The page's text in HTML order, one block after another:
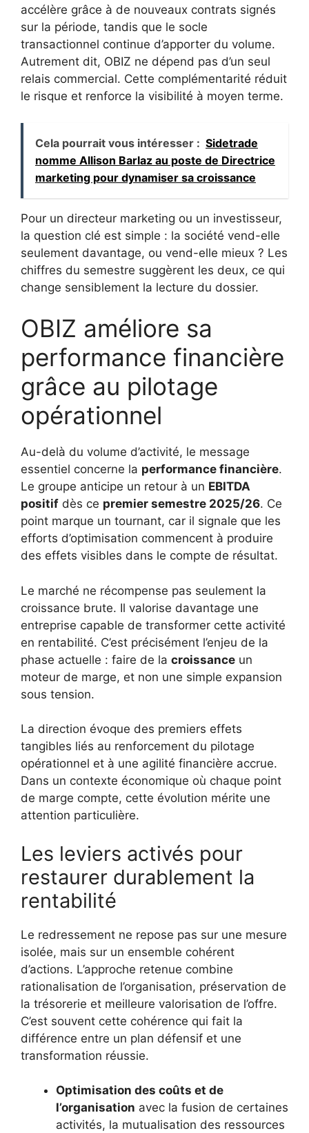
accélère grâce à de nouveaux contrats signés
sur la période, tandis que le socle
transactionnel continue d’apporter du volume.
Autrement dit, OBIZ ne dépend pas d’un seul
relais commercial. Cette complémentarité réduit
le risque et renforce la visibilité à moyen terme.
Cela pourrait vous intéresser : Sidetrade
nomme Allison Barlaz au poste de Directrice
marketing pour dynamiser sa croissance
Pour un directeur marketing ou un investisseur,
la question clé est simple : la société vend-elle
seulement davantage, ou vend-elle mieux ? Les
chiffres du semestre suggèrent les deux, ce qui
change sensiblement la lecture du dossier.
OBIZ améliore sa
performance financière
grâce au pilotage
opérationnel
Au-delà du volume d’activité, le message
essentiel concerne la performance financière.
Le groupe anticipe un retour à un EBITDA
positif dès ce premier semestre 2025/26. Ce
point marque un tournant, car il signale que les
efforts d’optimisation commencent à produire
des effets visibles dans le compte de résultat.
Le marché ne récompense pas seulement la
croissance brute. Il valorise davantage une
entreprise capable de transformer cette activité
en rentabilité. C’est précisément l’enjeu de la
phase actuelle : faire de la croissance un
moteur de marge, et non une simple expansion
sous tension.
La direction évoque des premiers effets
tangibles liés au renforcement du pilotage
opérationnel et à une agilité financière accrue.
Dans un contexte économique où chaque point
de marge compte, cette évolution mérite une
attention particulière.
Les leviers activés pour
restaurer durablement la
rentabilité
Le redressement ne repose pas sur une mesure
isolée, mais sur un ensemble cohérent
d’actions. L’approche retenue combine
rationalisation de l’organisation, préservation de
la trésorerie et meilleure valorisation de l’offre.
C’est souvent cette cohérence qui fait la
différence entre un plan défensif et une
transformation réussie.
Optimisation des coûts et de
l’organisation avec la fusion de certaines
activités, la mutualisation des ressources